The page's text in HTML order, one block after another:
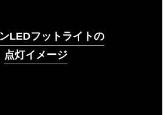
LEDフットライトの
点灯イメージ